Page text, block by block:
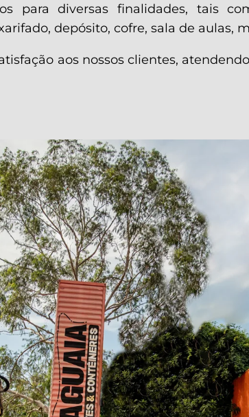
para diversas finalidades, tais
depósito, cofre, sala de aulas,
aos nossos clientes,